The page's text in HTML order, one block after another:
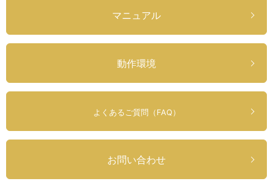
マニュアル
動作環境
よくあるご質問（FAQ）
お問い合わせ